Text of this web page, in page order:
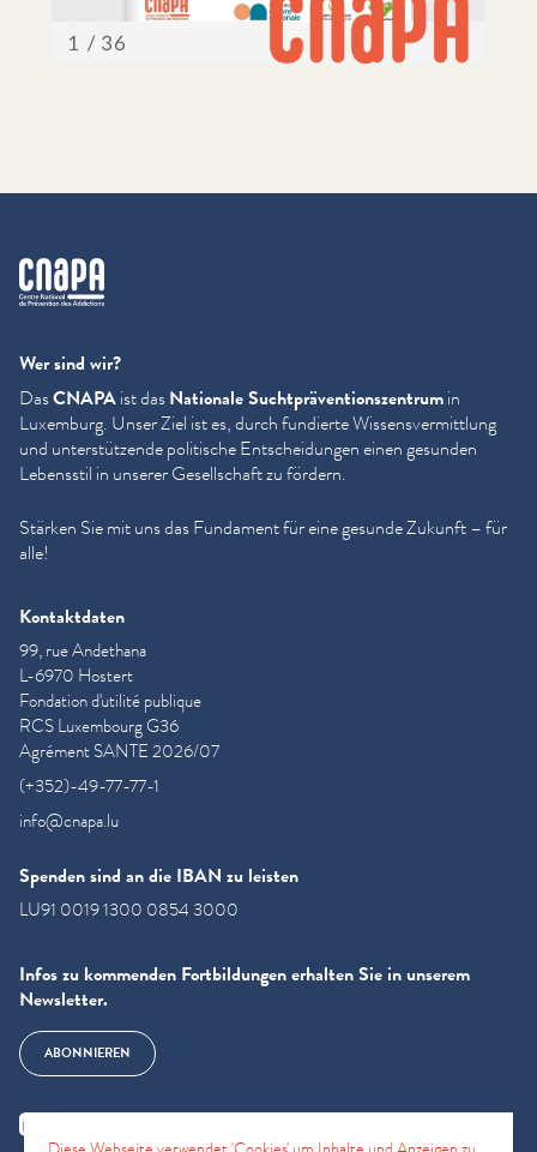
cnapa
Wer sind wir?
DasCNAPAist dasNationale Sucht­präven­tion­szen­trumin
Luxemburg. Unser Ziel ist es, durch fundierte Wis­sensver­mit­tlung
und unter­stützende politische Entschei­dun­gen einen gesunden
Lebensstil in unserer Gesellschaft zu fördern.
Stärken Sie mit uns das Fundament für eine gesunde Zukunft – für
alle!
Kontaktdaten
99, rue Andethana
L-6970 Hostert
Fondation d'utilité publique
RCS Luxembourg G36
Agrément SANTE 2026/07
(+352)-49-77-77-1
info@cnapa.lu
Spenden sind an die IBAN zu leisten
LU91 0019 1300 0854 3000
Infos zu kommenden Fortbildungen erhalten Sie in unserem
Newsletter.
ABONNIEREN